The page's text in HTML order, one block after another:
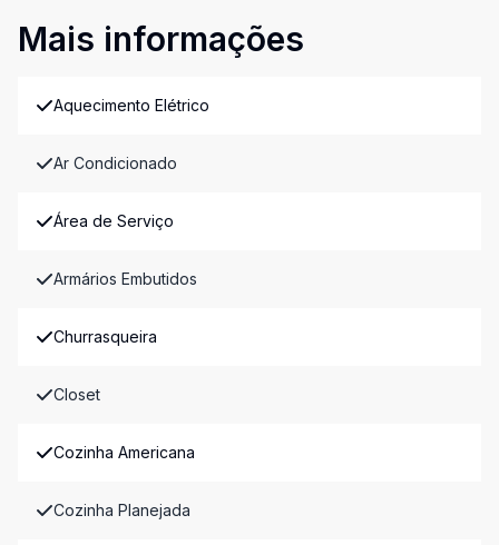
Mais informações
Aquecimento Elétrico
Ar Condicionado
Área de Serviço
Armários Embutidos
Churrasqueira
Closet
Cozinha Americana
Cozinha Planejada